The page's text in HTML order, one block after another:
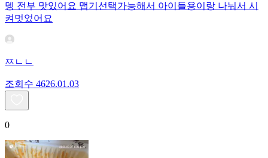
뎅 전부 맛있어요 맵기선택가능해서 아이들용이랑 나눠서 시
켜멋었어요
ㅉㄴㄴ
조회수 4626.01.03
0